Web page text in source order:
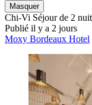
Masquer
Chi-Vi Séjour de 2
Publié il y a 2 jours
Moxy Bordeaux Hotel